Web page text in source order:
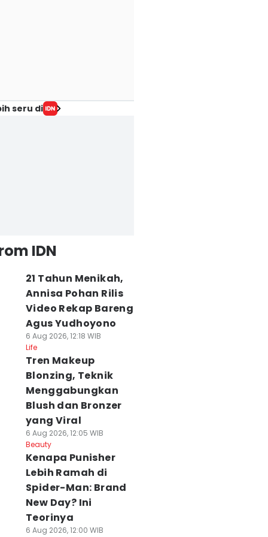
seru di
IDN
21 Tahun Menikah,
Annisa Pohan Rilis
Video Rekap Bareng
Agus Yudhoyono
6 Aug 2026, 12:18 WIB
Life
Tren Makeup
Blonzing, Teknik
Menggabungkan
Blush dan Bronzer
yang Viral
6 Aug 2026, 12:05 WIB
Beauty
Kenapa Punisher
Lebih Ramah di
Spider-Man: Brand
New Day? Ini
Teorinya
6 Aug 2026, 12:00 WIB